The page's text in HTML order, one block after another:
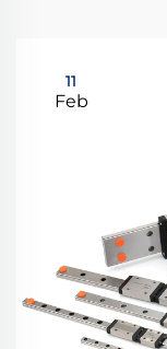
11
Feb